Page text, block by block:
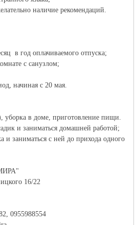
наличие рекомендаций.
в год оплачиваемого отпуска;
с санузлом;
начиная с 20 мая.
уборка в доме, приготовление пищи.
и заниматься домашней работой;
и заниматься с ней до прихода одного
16/22
0955988554